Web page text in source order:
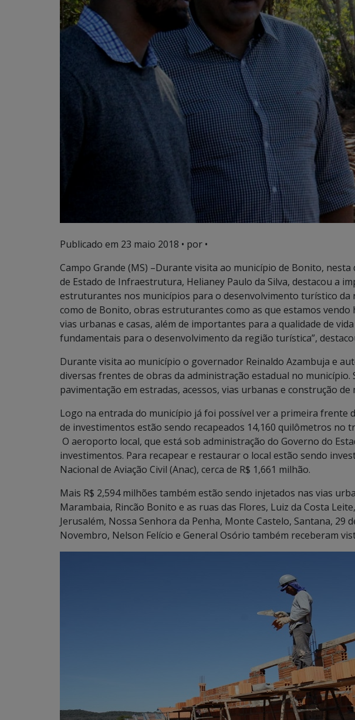
Publicado em 23 maio 2018 • por •
Campo Grande (MS) –Durante visita ao município de Bonito,
de Estado de Infraestrutura, Helianey Paulo da Silva, destacou a
estruturantes nos municípios para o desenvolvimento turístico da
como de Bonito, obras estruturantes como as que estamos vendo
vias urbanas e casas, além de importantes para a qualidade de
fundamentais para o desenvolvimento da região turística”,
Durante visita ao município o governador Reinaldo Azambuja e
diversas frentes de obras da administração estadual no município.
pavimentação em estradas, acessos, vias urbanas e construção de
Logo na entrada do município já foi possível ver a primeira frente
de investimentos estão sendo recapeados 14,160 quilômetros no
O aeroporto local, que está sob administração do Governo do
investimentos. Para recapear e restaurar o local estão sendo
Nacional de Aviação Civil (Anac), cerca de R$ 1,661 milhão.
Mais R$ 2,594 milhões também estão sendo injetados nas vias
Marambaia, Rincão Bonito e as ruas das Flores, Luiz da Costa
Jerusalém, Nossa Senhora da Penha, Monte Castelo, Santana, 29
Novembro, Nelson Felício e General Osório também receberam